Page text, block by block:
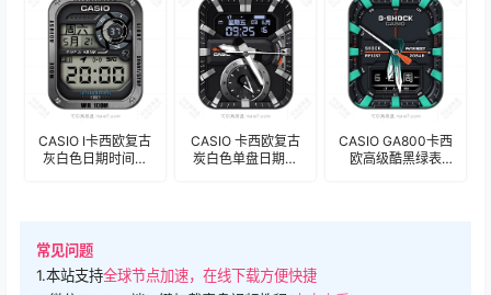
CASIO I卡西欧复古
灰白色日期时间表
CASIO 卡西欧复古
炭白色单盘日期时
CASIO GA800卡西
欧高级酷黑绿表
常见问题
1.本站支持全球节点加速，在线下载方便快捷